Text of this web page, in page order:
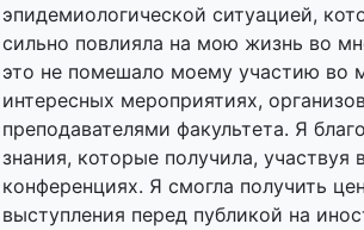
эпидемиологической ситуацией,
сильно повлияла на мою жизнь во
это не помешало моему участию во
интересных мероприятиях,
преподавателями факультета. Я
знания, которые получила, участвуя
конференциях. Я смогла получить
выступления перед публикой на